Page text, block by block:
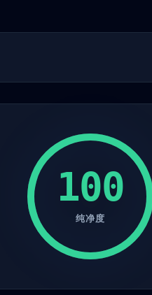
100
纯净度